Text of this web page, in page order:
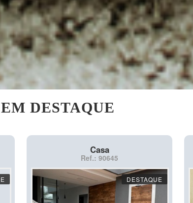
DESTAQUE
Casa
Ref.: 90645
DESTAQUE